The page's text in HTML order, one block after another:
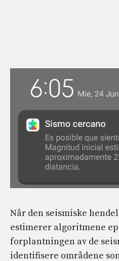
Når den seismiske
estimerer algoritmene
forplantningen av de
identifisere områdene